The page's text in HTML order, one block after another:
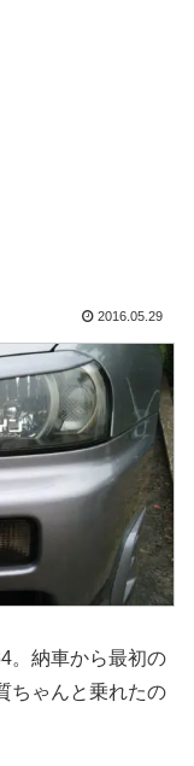
2016.05.29
。納車から最初の
ちゃんと乗れたの